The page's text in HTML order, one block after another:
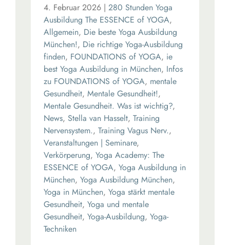
4. Februar 2026 | 280 Stunden Yoga
Ausbildung The ESSENCE of YOGA,
Allgemein, Die beste Yoga Ausbildung
München!, Die richtige Yoga-Ausbildung
finden, FOUNDATIONS of YOGA, ie
best Yoga Ausbildung in München, Infos
zu FOUNDATIONS of YOGA, mentale
Gesundheit, Mentale Gesundheit!,
Mentale Gesundheit. Was ist wichtig?,
News, Stella van Hasselt, Training
Nervensystem., Training Vagus Nerv.,
Veranstaltungen | Seminare,
Verkörperung, Yoga Academy: The
ESSENCE of YOGA, Yoga Ausbildung in
München, Yoga Ausbildung München,
Yoga in München, Yoga stärkt mentale
Gesundheit, Yoga und mentale
Gesundheit, Yoga-Ausbildung, Yoga-
Techniken